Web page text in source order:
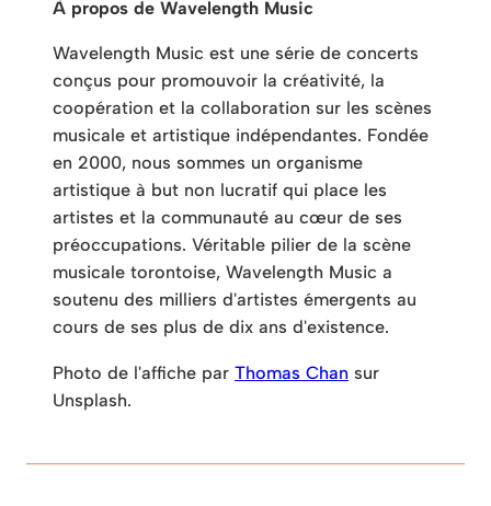
À propos de Wavelength Music
Wavelength Music est une série de concerts
conçus pour promouvoir la créativité, la
coopération et la collaboration sur les scènes
musicale et artistique indépendantes. Fondée
en 2000, nous sommes un organisme
artistique à but non lucratif qui place les
artistes et la communauté au cœur de ses
préoccupations. Véritable pilier de la scène
musicale torontoise, Wavelength Music a
soutenu des milliers d'artistes émergents au
cours de ses plus de dix ans d'existence.
Photo de l'affiche par Thomas Chan sur
Unsplash.